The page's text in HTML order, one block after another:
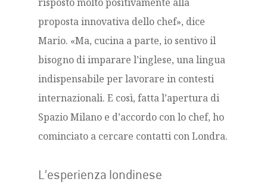
risposto molto positivamente alla
proposta innovativa dello chef», dice
Mario. «Ma, cucina a parte, io sentivo il
bisogno di imparare l’inglese, una lingua
indispensabile per lavorare in contesti
internazionali. E così, fatta l’apertura di
Spazio Milano e d’accordo con lo chef, ho
cominciato a cercare contatti con Londra.
L’esperienza londinese